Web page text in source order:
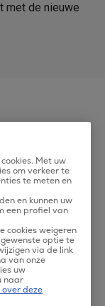
met de nieuwe
u meer ruimte,
Neem
kanalen met
op social
nieuws mee
Met uw
om verkeer te
te meten en
en kunnen uw
een profiel van
cookies weigeren
optie te
via de link
van onze
uw
naar
deze